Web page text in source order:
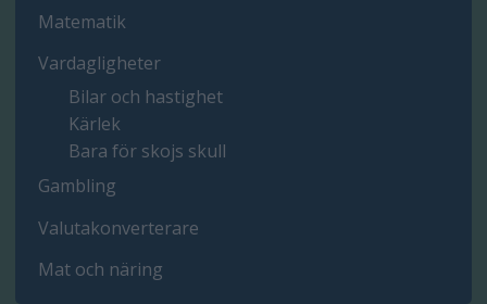
Matematik
Vardagligheter
Bilar och hastighet
Kärlek
Bara för skojs skull
Gambling
Valutakonverterare
Mat och näring